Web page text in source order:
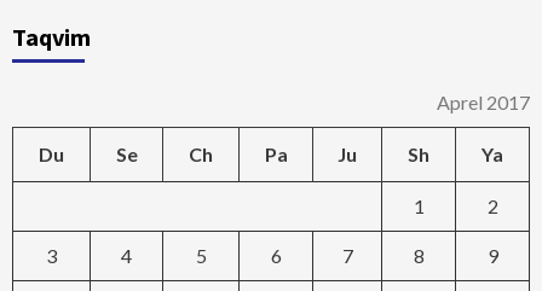
Taqvim
Aprel 2017
Du Se Ch Pa Ju Sh Ya
1 2
3 4 5 6 7 8 9